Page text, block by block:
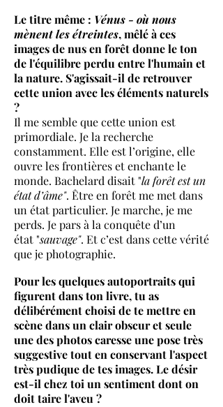
Le titre même : Vénus - où nous
mènent les étreintes, mêlé à ces
images de nus en forêt donne le ton
de l'équilibre perdu entre l'humain et
la nature. S'agissait-il de retrouver
cette union avec les éléments naturels
?
Il me semble que cette union est
primordiale. Je la recherche
constamment. Elle est l’origine, elle
ouvre les frontières et enchante le
monde. Bachelard disait "la forêt est un
état d’âme". Être en forêt me met dans
un état particulier. Je marche, je me
perds. Je pars à la conquête d’un
état "sauvage". Et c’est dans cette vérité
que je photographie.
Pour les quelques autoportraits qui
figurent dans ton livre, tu as
délibérément choisi de te mettre en
scène dans un clair obscur et seule
une des photos caresse une pose très
suggestive tout en conservant l'aspect
très pudique de tes images. Le désir
est-il chez toi un sentiment dont on
doit taire l'aveu ?